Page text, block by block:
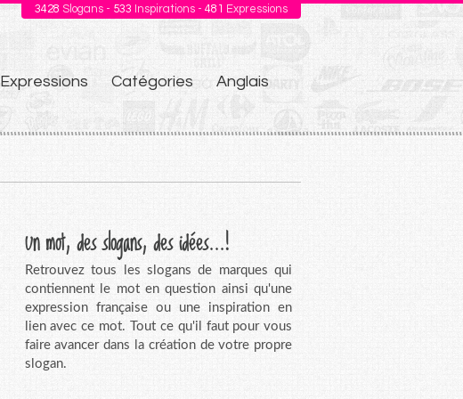
3428 Slogans - 533 Inspirations - 481 Expressions
Expressions Catégories Anglais
Un mot, des slogans, des idées...!
Retrouvez tous les slogans de marques qui
contiennent le mot en question ainsi qu'une
expression française ou une inspiration en
lien avec ce mot. Tout ce qu'il faut pour vous
faire avancer dans la création de votre propre
slogan.